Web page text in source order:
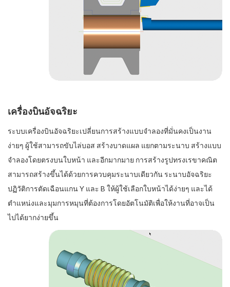
เครื่องบินอัจฉริยะ
ระบบเครื่องบินอัจฉริยะเปลี่ยนการสร้างแบบจำลองที่มั่นคงเป็นงาน
ง่ายๆ ผู้ใช้สามารถขับไล่บอส สร้างบาดแผล แยกตามระนาบ สร้างแบบ
จำลองโดยตรงบนใบหน้า และอีกมากมาย การสร้างรูปทรงเรขาคณิต
สามารถสร้างขึ้นได้ด้วยการควบคุมระนาบเดียวกัน ระนาบอัจฉริยะ
ปฏิวัติการตัดเฉือนแกน Y และ B ให้ผู้ใช้เลือกใบหน้าได้ง่ายๆ และได้
ตำแหน่งและมุมการหมุนที่ต้องการโดยอัตโนมัติเพื่อให้งานที่อาจเป็น
ไปได้ยากง่ายขึ้น